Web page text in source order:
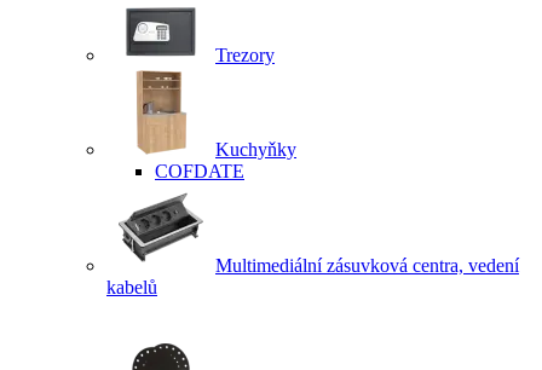
Trezory
Kuchyňky
COFDATE
Multimediální zásuvková centra, vedení
kabelů